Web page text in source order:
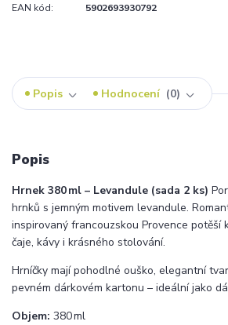
EAN kód: 5902693930792
Popis Hodnocení 0
Popis
Hrnek 380 ml – Levandule (sada 2 ks)
hrnků s jemným motivem levandule.
inspirovaný francouzskou Provence potěší
čaje, kávy i krásného stolování.
Hrníčky mají pohodlné ouško, elegantní
pevném dárkovém kartonu – ideální jako
Objem: 380 ml